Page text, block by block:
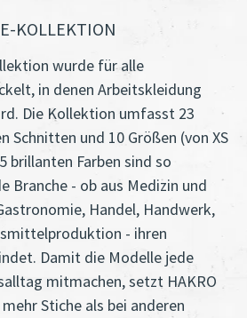
KOLLEKTION
wurde für alle
in denen Arbeitskleidung
Die Kollektion umfasst 23
Schnitten und 10 Größen (von XS
brillanten Farben sind so
Branche - ob aus Medizin und
Handel, Handwerk,
- ihren
Damit die Modelle jede
mitmachen, setzt HAKRO
Stiche als bei anderen